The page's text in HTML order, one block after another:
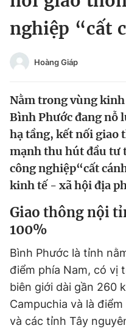
Chào ngày mới
Video
Sản phẩm khác
Tiện ích
Thông tin tòa soạn
Đọc Thanh Niên trên
Tin đã xem
Đăng xuất
nghiệp “cất
Hoàng Giáp
Nằm trong vùng
Bình Phước đang nỗ
hạ tầng, kết nối giao
mạnh thu hút đầu tư
công nghiệp“cất
kinh tế - xã hội địa
Giao thông nội
100%
Bình Phước là tỉnh
điểm phía Nam, có vị
biên giới dài gần 260
Campuchia và là
và các tỉnh Tây